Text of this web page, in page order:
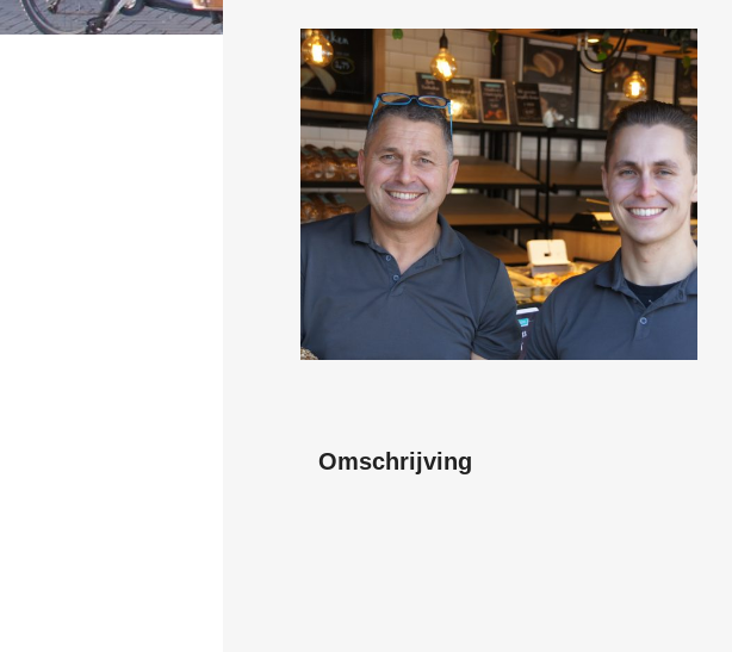
Omschrijving